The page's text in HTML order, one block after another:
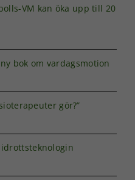
VM kan öka upp till 20
bok om vardagsmotion
gör?”